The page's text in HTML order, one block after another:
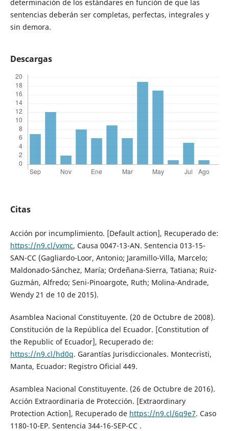
determinación de los estándares en función de que las
sentencias deberán ser completas, perfectas, integrales y
sin demora.
Descargas
Citas
Acción por incumplimiento. [Default action], Recuperado de:
https://n9.cl/vxmc, Causa 0047-13-AN. Sentencia 013-15-
SAN-CC (Gagliardo-Loor, Antonio; Jaramillo-Villa, Marcelo;
Maldonado-Sánchez, María; Ordeñana-Sierra, Tatiana; Ruiz-
Guzmán, Alfredo; Seni-Pinoargote, Ruth; Molina-Andrade,
Wendy 21 de 10 de 2015).
Asamblea Nacional Constituyente. (20 de Octubre de 2008).
Constitución de la República del Ecuador. [Constitution of
the Republic of Ecuador], Recuperado de:
https://n9.cl/hd0q. Garantías Jurisdiccionales. Montecristi,
Manta, Ecuador: Registro Oficial 449.
Asamblea Nacional Constituyente. (26 de Octubre de 2016).
Acción Extraordinaria de Protección. [Extraordinary
Protection Action], Recuperado de https://n9.cl/6q9e7. Caso
1180-10-EP. Sentencia 344-16-SEP-CC .